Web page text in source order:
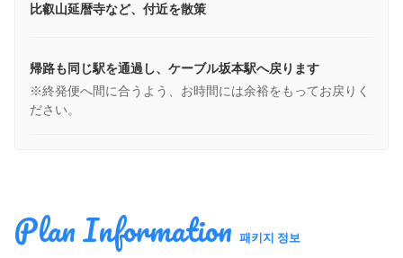
比叡山延暦寺など、付近を散策
帰路も同じ駅を通過し、ケーブル坂本駅へ戻ります
※終発便へ間に合うよう、お時間には余裕をもってお戻りく
ださい。
Plan Information 패키지 정보